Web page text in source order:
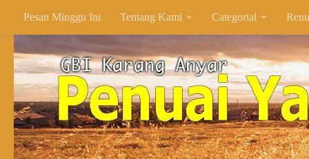
Skip to content
Pesan Minggu Ini Tentang Kami Categorial